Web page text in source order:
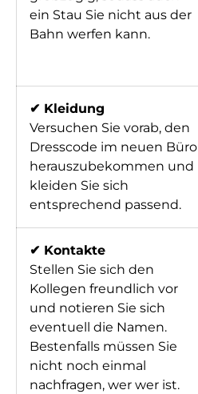
ein Stau Sie nicht aus der
Bahn werfen kann.
✔ Kleidung
Versuchen Sie vorab, den
Dresscode im neuen Büro
herauszubekommen und
kleiden Sie sich
entsprechend passend.
✔ Kontakte
Stellen Sie sich den
Kollegen freundlich vor
und notieren Sie sich
eventuell die Namen.
Bestenfalls müssen Sie
nicht noch einmal
nachfragen, wer wer ist.